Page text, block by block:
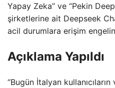
Yapay Zeka” ve “Pekin
şirketlerine ait Deepseek
acil durumlara erişim
Açıklama Yapıldı
“Bugün İtalyan